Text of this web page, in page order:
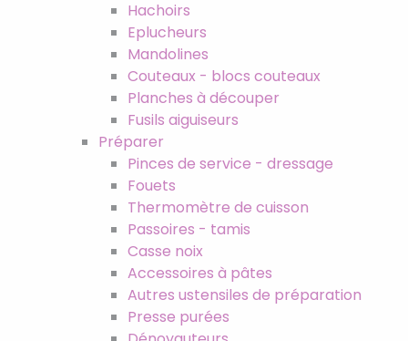
Hachoirs
Eplucheurs
Mandolines
Couteaux - blocs couteaux
Planches à découper
Fusils aiguiseurs
Préparer
Pinces de service - dressage
Fouets
Thermomètre de cuisson
Passoires - tamis
Casse noix
Accessoires à pâtes
Autres ustensiles de préparation
Presse purées